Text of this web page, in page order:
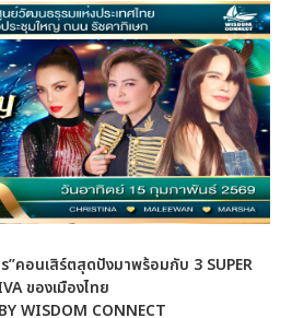
คอนเสิร์ตสุดปังมาพร้อมกับ 3 SUPER
ของเมืองไทย
WISDOM CONNECT